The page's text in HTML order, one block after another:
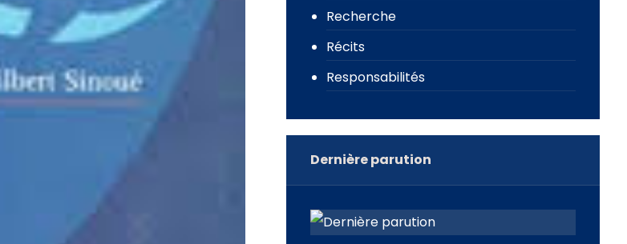
Recherche
Récits
Responsabilités
Dernière parution